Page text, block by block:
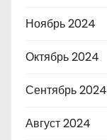
Ноябрь 2024
Октябрь 2024
Сентябрь 2024
Август 2024